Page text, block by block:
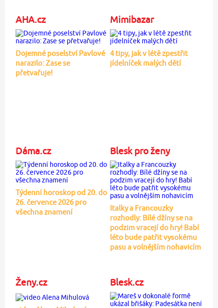
AHA.cz
Dojemné poselství Pavlové
narazilo: Zase se
přetvařuje!
Mimibazar
4 tipy, jak v létě zpestřit
jídelníček malých dětí
Dáma.cz
Týdenní horoskop od 20. do
26. července 2026 pro
všechna znamení
Blesk pro ženy
Italky a Francouzky
rozhodly: Bílé džíny se na
podzim vracejí do hry! Babí
léto bude patřit vysokému
pasu a volnějším nohavicím
Ženy.cz Blesk.cz